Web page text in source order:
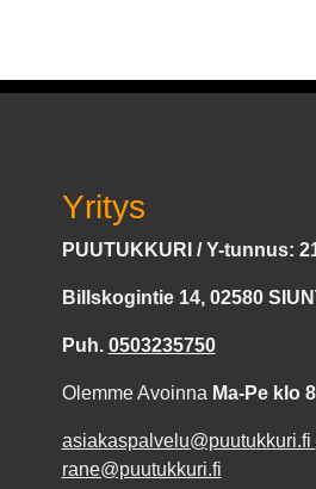
Yritys
PUUTUKKURI / Y-tunnus:
Billskogintie 14, 02580
Puh. 0503235750
Olemme Avoinna Ma-Pe klo
asiakaspalvelu@puutukkuri.fi
rane@puutukkuri.fi